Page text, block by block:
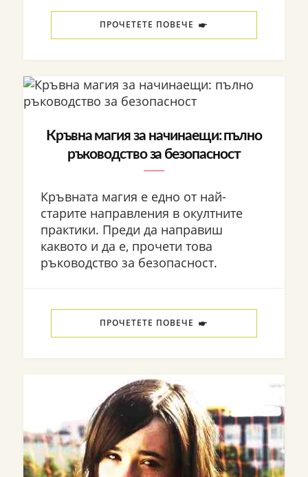
ПРОЧЕТЕТЕ ПОВЕЧЕ
Кръвна магия за начинаещи: пълно
ръководство за безопасност
Кръвната магия е едно от най-
старите направления в окултните
практики. Преди да направиш
каквото и да е, прочети това
ръководство за безопасност.
ПРОЧЕТЕТЕ ПОВЕЧЕ